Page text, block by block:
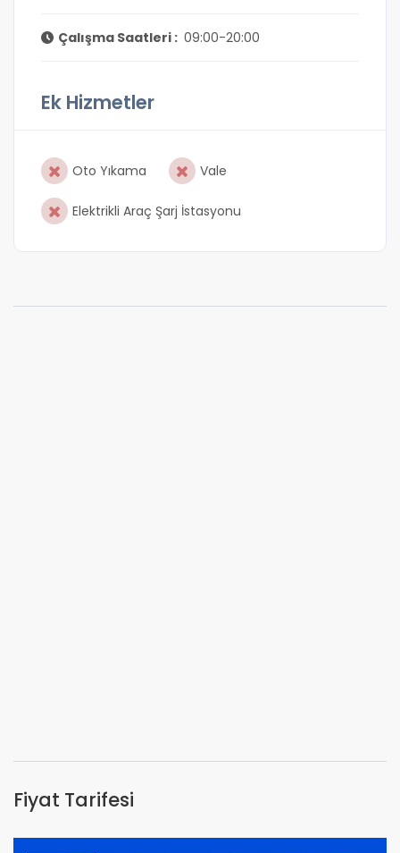
Çalışma Saatleri : 09:00-20:00
Ek Hizmetler
Oto Yıkama Vale
Elektrikli Araç Şarj İstasyonu
Fiyat Tarifesi